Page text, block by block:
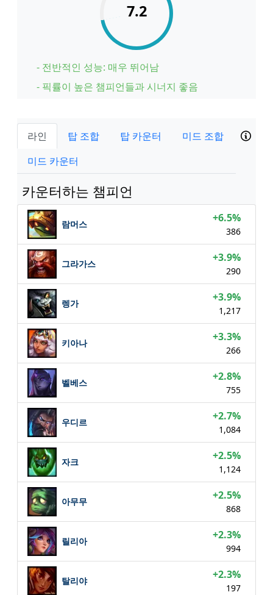
7.2
- 전반적인 성능: 매우 뛰어남
- 픽률이 높은 챔피언들과 시너지 좋음
라인 탑 조합 탑 카운터
미드 조합
미드 카운터
카운터하는 챔피언
람머스 +6.5%
386
그라가스 +3.9%
290
렝가 +3.9%
1,217
키아나 +3.3%
266
벨베스 +2.8%
755
우디르 +2.7%
1,084
자크 +2.5%
1,124
아무무 +2.5%
868
릴리아 +2.3%
994
탈리야 +2.3%
197